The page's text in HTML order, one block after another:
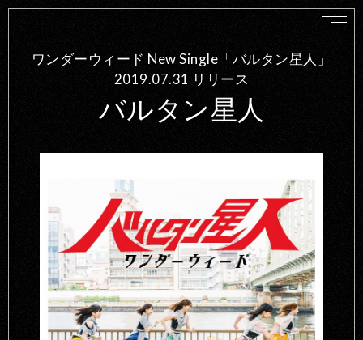
ワンダーウィード New Single「バルタン星人」
2019.07.31 リリース
バルタン星人